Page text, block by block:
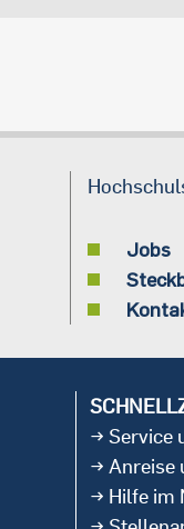
Jobs
Service
Anreise
Hilfe im